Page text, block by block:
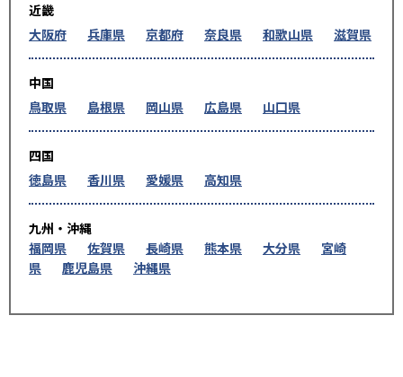
近畿
大阪府
兵庫県 京都府 奈良県 和歌山県 滋賀県
中国
鳥取県
島根県 岡山県 広島県 山口県
四国
徳島県
香川県 愛媛県 高知県
九州・沖縄
福岡県
佐賀県 長崎県 熊本県 大分県
宮崎
県
鹿児島県 沖縄県